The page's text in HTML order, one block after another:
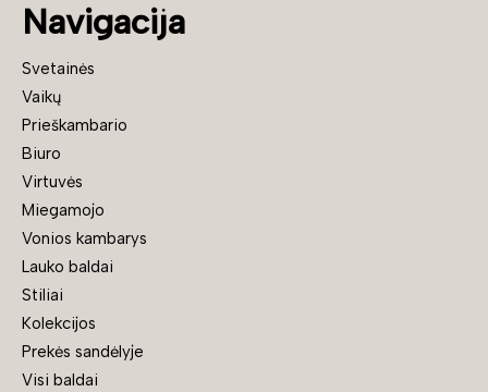
Navigacija
Svetainės
Vaikų
Prieškambario
Biuro
Virtuvės
Miegamojo
Vonios kambarys
Lauko baldai
Stiliai
Kolekcijos
Prekės sandėlyje
Visi baldai